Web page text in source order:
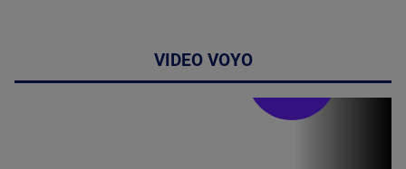
VIDEO VOYO